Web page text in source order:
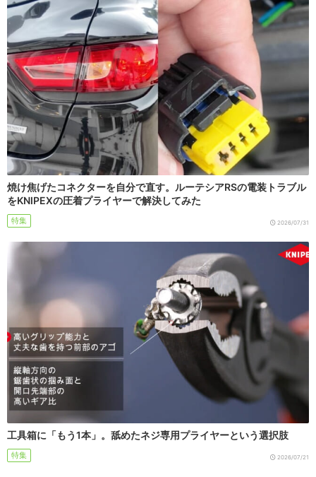
焼け焦げたコネクターを自分で直す。ルーテシアRSの電装トラブル
をKNIPEXの圧着プライヤーで解決してみた
特集 2026/07/31
工具箱に「もう1本」。舐めたネジ専用プライヤーという選択肢
特集 2026/07/21